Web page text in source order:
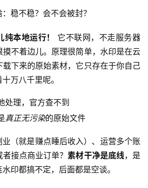
稳不稳？会不会被封？
本地运行！
它不联网，不走服务器
不着边儿。原理很简单，水印是在云
下来的原始素材，它只存在于你自己
万八千里呢。
处理，官方查不到
真正无污染的原始文件
（就是赚点睡后收入）、运营多个账
接点商业订单？素材干净是底线，是
印都搞不定，后面都是空谈。